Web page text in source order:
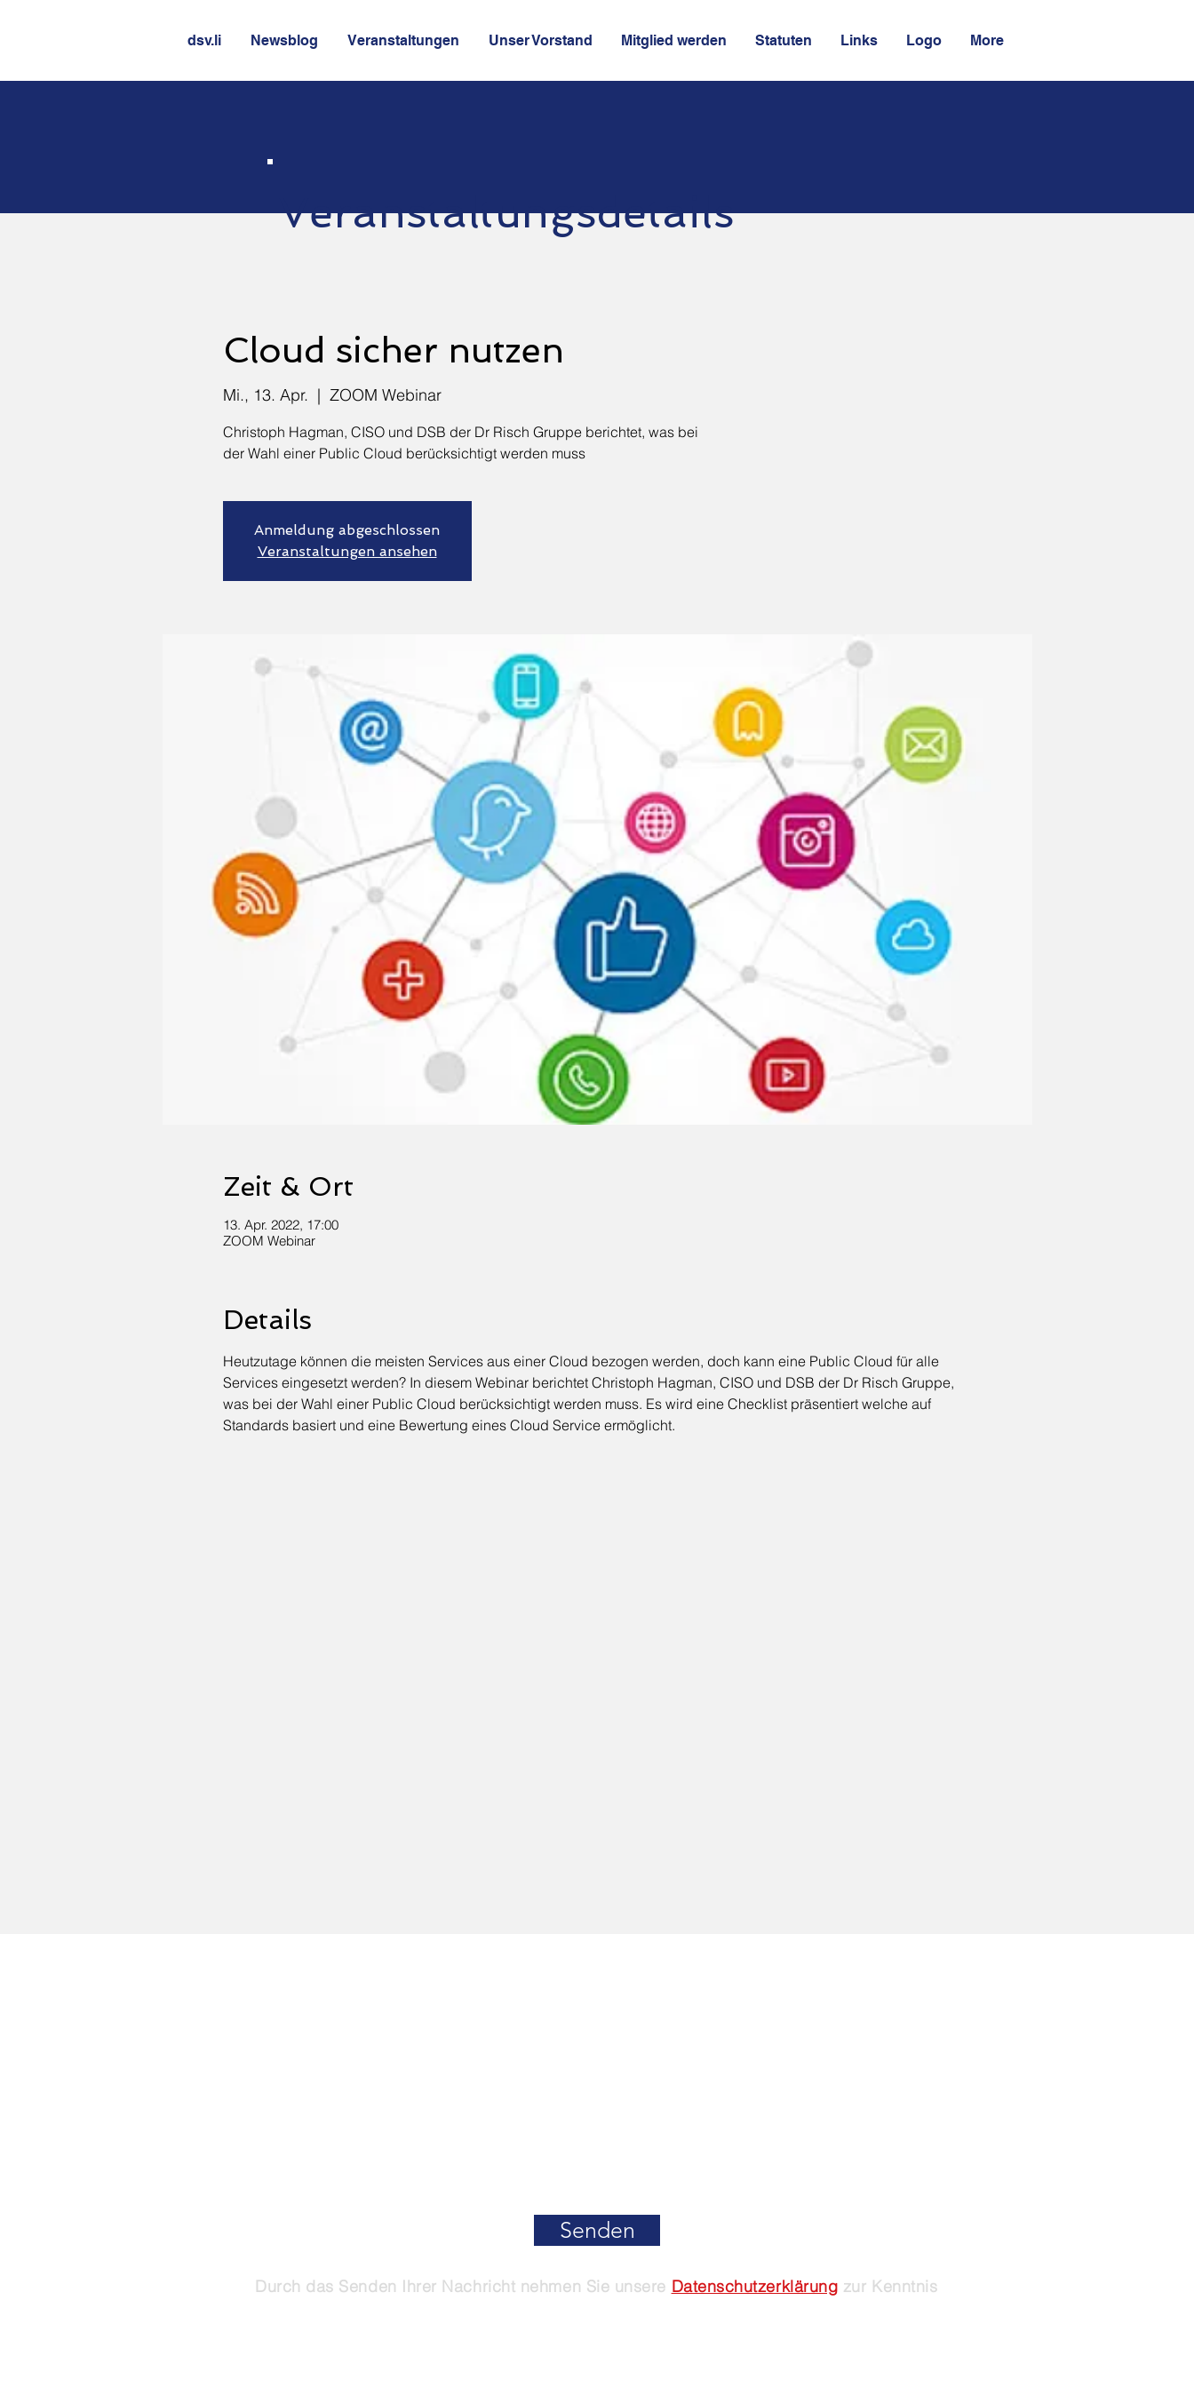
dsv.li Newsblog Veranstaltungen Unser Vorstand Mitglied werden Statuten Links Logo More
Cloud sicher nutzen
Mi., 13. Apr.
  |
ZOOM Webinar
Christoph Hagman, CISO und DSB der Dr Risch Gruppe berichtet, was bei
der Wahl einer Public Cloud berücksichtigt werden muss
Anmeldung abgeschlossen
Veranstaltungen ansehen
Zeit & Ort
13. Apr. 2022, 17:00
ZOOM Webinar
Details
Heutzutage können die meisten Services aus einer Cloud bezogen werden, doch kann eine Public Cloud für alle
Services eingesetzt werden? In diesem Webinar berichtet Christoph Hagman, CISO und DSB der Dr Risch Gruppe,
was bei der Wahl einer Public Cloud berücksichtigt werden muss. Es wird eine Checklist präsentiert welche auf
Standards basiert und eine Bewertung eines Cloud Service ermöglicht.
Veranstaltungsdetails
Senden
Durch das Senden Ihrer Nachricht nehmen Sie unsere Datenschutzerklärung zur Kenntnis